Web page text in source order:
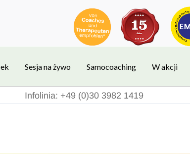
Sesja na żywo Samocoaching W akcji
Infolinia: +49 (0)30 3982 1419